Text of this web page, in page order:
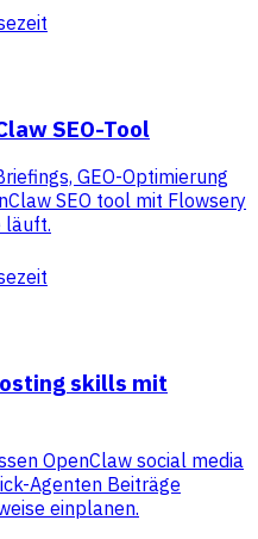
SEO-Tool
GEO-Optimierung
SEO tool mit Flowsery
läuft.
skills mit
OpenClaw social media
Agenten Beiträge
einplanen.